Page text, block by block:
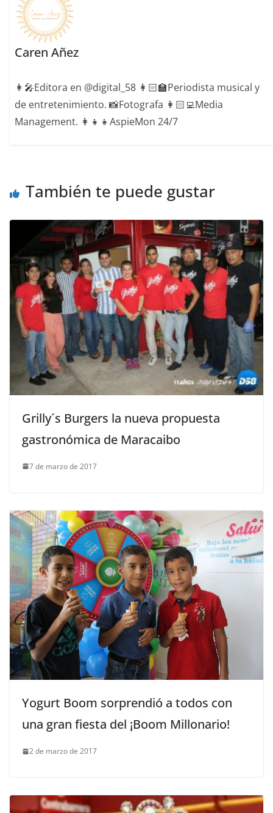
Caren Añez
👩‍🎤Editora en @digital_58 👩🏻‍🏫Periodista musical y
de entretenimiento. 📸Fotografa 👩🏻‍💻Media
Management. 👩‍👧‍👧AspieMon 24/7
También te puede gustar
Grilly´s Burgers la nueva propuesta
gastronómica de Maracaibo
7 de marzo de 2017
Yogurt Boom sorprendió a todos con
una gran fiesta del ¡Boom Millonario!
2 de marzo de 2017